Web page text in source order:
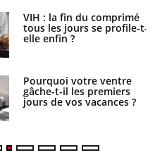
VIH : la fin du comprimé
tous les jours se profile-t-
elle enfin ?
Pourquoi votre ventre
gâche-t-il les premiers
jours de vos vacances ?